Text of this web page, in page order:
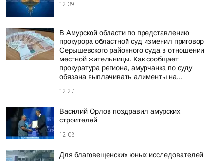
12:39
В Амурской области по представлению
прокурора областной суд изменил приговор
Серышевского районного суда в отношении
местной жительницы. Как сообщает
прокуратура региона, амурчанка по суду
обязана выплачивать алименты на...
12:27
Василий Орлов поздравил амурских
строителей
12:03
Для благовещенских юных исследователей